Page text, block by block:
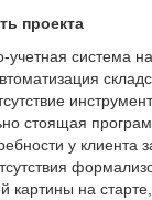
проекта
учетная система
стоящая
у клиента
картины на